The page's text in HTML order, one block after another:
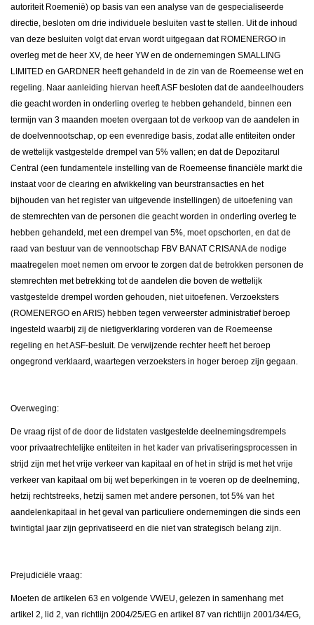
autoriteit Roemenië) op basis van een analyse van de gespecialiseerde
directie, besloten om drie individuele besluiten vast te stellen. Uit de inhoud
van deze besluiten volgt dat ervan wordt uitgegaan dat ROMENERGO in
overleg met de heer XV, de heer YW en de ondernemingen SMALLING
LIMITED en GARDNER heeft gehandeld in de zin van de Roemeense wet en
regeling. Naar aanleiding hiervan heeft ASF besloten dat de aandeelhouders
die geacht worden in onderling overleg te hebben gehandeld, binnen een
termijn van 3 maanden moeten overgaan tot de verkoop van de aandelen in
de doelvennootschap, op een evenredige basis, zodat alle entiteiten onder
de wettelijk vastgestelde drempel van 5% vallen; en dat de Depozitarul
Central (een fundamentele instelling van de Roemeense financiële markt die
instaat voor de clearing en afwikkeling van beurstransacties en het
bijhouden van het register van uitgevende instellingen) de uitoefening van
de stemrechten van de personen die geacht worden in onderling overleg te
hebben gehandeld, met een drempel van 5%, moet opschorten, en dat de
raad van bestuur van de vennootschap FBV BANAT CRISANA de nodige
maatregelen moet nemen om ervoor te zorgen dat de betrokken personen de
stemrechten met betrekking tot de aandelen die boven de wettelijk
vastgestelde drempel worden gehouden, niet uitoefenen. Verzoeksters
(ROMENERGO en ARIS) hebben tegen verweerster administratief beroep
ingesteld waarbij zij de nietigverklaring vorderen van de Roemeense
regeling en het ASF-besluit. De verwijzende rechter heeft het beroep
ongegrond verklaard, waartegen verzoeksters in hoger beroep zijn gegaan.
Overweging:
De vraag rijst of de door de lidstaten vastgestelde deelnemingsdrempels
voor privaatrechtelijke entiteiten in het kader van privatiseringsprocessen in
strijd zijn met het vrije verkeer van kapitaal en of het in strijd is met het vrije
verkeer van kapitaal om bij wet beperkingen in te voeren op de deelneming,
hetzij rechtstreeks, hetzij samen met andere personen, tot 5% van het
aandelenkapitaal in het geval van particuliere ondernemingen die sinds een
twintigtal jaar zijn geprivatiseerd en die niet van strategisch belang zijn.
Prejudiciële vraag:
Moeten de artikelen 63 en volgende VWEU, gelezen in samenhang met
artikel 2, lid 2, van richtlijn 2004/25/EG en artikel 87 van richtlijn 2001/34/EG,